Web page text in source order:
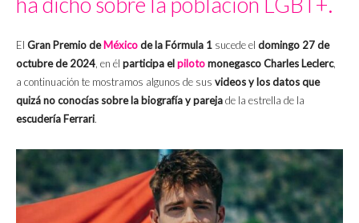
El Gran Premio deMéxicode la Fórmula 1 sucede el domingo 27 de
octubre de 2024, en él participa elpilotomonegasco Charles Leclerc,
a continuación te mostramos algunos de sus videos y los datos que
quizá no conocías sobre la biografía y parejade la estrella de la
escudería Ferrari.